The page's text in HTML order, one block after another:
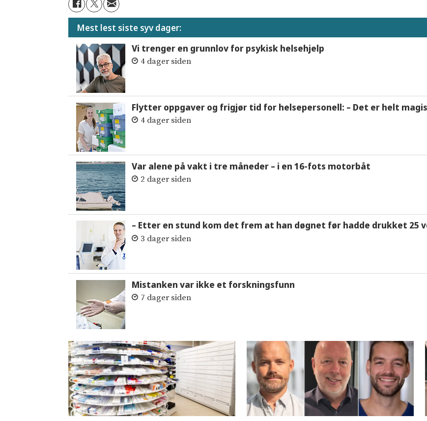
Mest lest siste syv dager:
Vi trenger en grunnlov for psykisk helsehjelp
4 dager siden
Flytter oppgaver og frigjør tid for helsepersonell: – Det er helt
4 dager siden
Var alene på vakt i tre måneder – i en 16-fots motorbåt
2 dager siden
– Etter en stund kom det frem at han døgnet før hadde drukket 25
3 dager siden
Mistanken var ikke et forskningsfunn
7 dager siden